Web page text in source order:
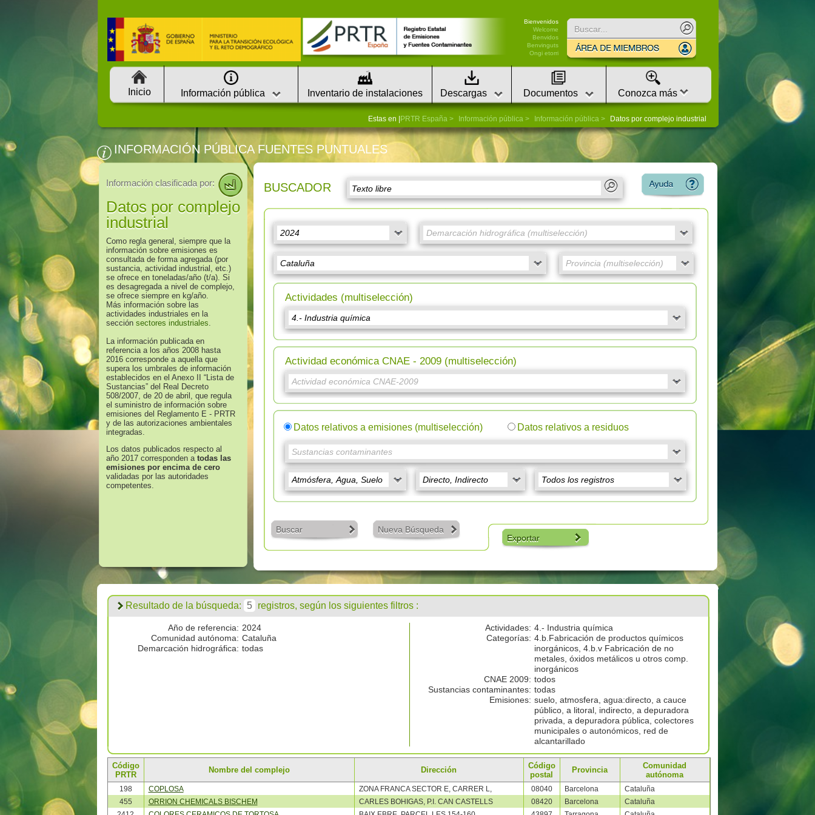
Bienvenidos
Welcome
Benvidos
Benvinguts
Ongi etorri
Inicio Información pública Inventario de instalaciones Descargas Documentos Conozca más
Estas en | PRTR España Información pública Información pública Datos por complejo industrial
INFORMACIÓN PÚBLICA FUENTES PUNTUALES
Información clasificada por:
Datos por complejo
industrial
Como regla general, siempre que la
información sobre emisiones es
consultada de forma agregada (por
sustancia, actividad industrial, etc.)
se ofrece en toneladas/año (t/a). Si
es desagregada a nivel de complejo,
se ofrece siempre en kg/año.
Más información sobre las
actividades industriales en la
sección sectores industriales.
La información publicada en
referencia a los años 2008 hasta
2016 corresponde a aquella que
supera los umbrales de información
establecidos en el Anexo II “Lista de
Sustancias” del Real Decreto
508/2007, de 20 de abril, que regula
el suministro de información sobre
emisiones del Reglamento E - PRTR
y de las autorizaciones ambientales
integradas.
Los datos publicados respecto al
año 2017 corresponden atodas las
emisiones por encima de cero
validadas por las autoridades
competentes.
BUSCADOR
Actividades (multiselección)
Actividad económica CNAE - 2009 (multiselección)
Datos relativos a emisiones (multiselección) Datos relativos a residuos
Buscar
Nueva Búsqueda
Exportar
Resultado de la búsqueda: 5 registros, según los siguientes filtros :
Año de referencia: 2024
Comunidad autónoma: Cataluña
Demarcación hidrográfica: todas
Actividades: 4.- Industria química
Categorías: 4.b.Fabricación de productos químicos
inorgánicos, 4.b.v Fabricación de no
metales, óxidos metálicos u otros comp.
inorgánicos
CNAE 2009: todos
Sustancias contaminantes: todas
Emisiones: suelo, atmosfera, agua:directo, a cauce
público, a litoral, indirecto, a depuradora
privada, a depuradora pública, colectores
municipales o autonómicos, red de
alcantarillado
Código
PRTR
Nombre del complejo Dirección
Código
postal
Provincia
Comunidad
autónoma
198 COPLOSA ZONA FRANCA SECTOR E, CARRER L, 08040 Barcelona
Cataluña
455
ORRION CHEMICALS BISCHEM CARLES BOHIGAS, P.I. CAN CASTELLS 08420 Barcelona
Cataluña